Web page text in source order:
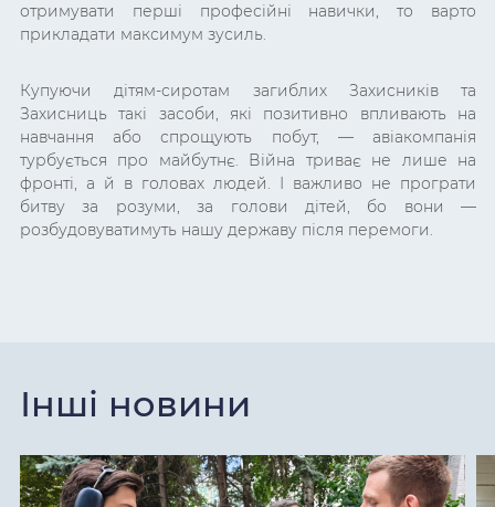
отримувати перші професійні навички, то варто
прикладати максимум зусиль.
Купуючи дітям-сиротам загиблих Захисників та
Захисниць такі засоби, які позитивно впливають на
навчання або спрощують побут, — авіакомпанія
турбується про майбутнє. Війна триває не лише на
фронті, а й в головах людей. І важливо не програти
битву за розуми, за голови дітей, бо вони —
розбудовуватимуть нашу державу після перемоги.
Інші новини